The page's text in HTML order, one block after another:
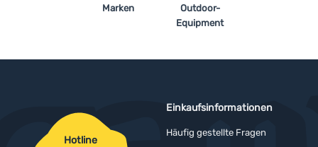
Marken
Outdoor-
Equipment
Einkaufsinformationen
Häufig gestellte Fragen
Hotline